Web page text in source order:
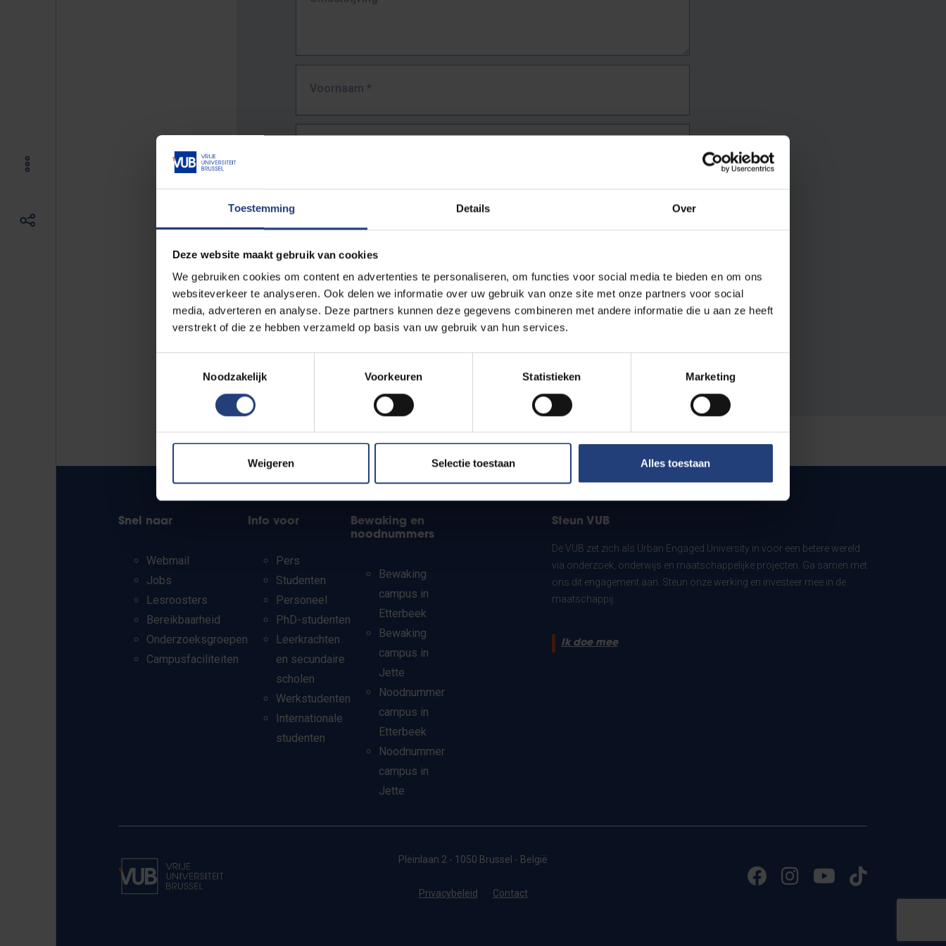
Toestemming Details Over
Deze website maakt gebruik van cookies
We gebruiken cookies om content en advertenties te personaliseren, om functies voor social media te bieden en om ons
websiteverkeer te analyseren. Ook delen we informatie over uw gebruik van onze site met onze partners voor social
media, adverteren en analyse. Deze partners kunnen deze gegevens combineren met andere informatie die u aan ze heeft
verstrekt of die ze hebben verzameld op basis van uw gebruik van hun services.
Noodzakelijk
Voorkeuren Statistieken Marketing
Weigeren Selectie toestaan Alles toestaan
Voornaam *
URL*
De volledige URL van de pagina waar je de fout zag.
Bv. https://www.vub.be/nl/studeren-aan-de-vub/alle-opleidingen
Snel naar
Webmail
Jobs
Lesroosters
Bereikbaarheid
Onderzoeksgroepen
Campusfaciliteiten
Info voor
Pers
Studenten
Personeel
PhD-studenten
Leerkrachten
en secundaire
scholen
Werkstudenten
Internationale
studenten
Bewaking en
noodnummers
Bewaking
campus in
Etterbeek
Bewaking
campus in
Jette
Noodnummer
campus in
Etterbeek
Noodnummer
campus in
Jette
Steun VUB
De VUB zet zich als Urban Engaged University in voor een betere wereld
via onderzoek, onderwijs en maatschappelijke projecten. Ga samen met
ons dit engagement aan. Steun onze werking en investeer mee in de
maatschappij.
Ik doe mee
Pleinlaan 2 - 1050 Brussel - België
Privacybeleid Contact